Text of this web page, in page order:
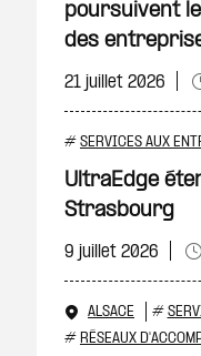
poursuivent
des
21 juillet 2026
# SERVICES AUX
UltraEdge
Strasbourg
9 juillet 2026
ALSACE #
# RÉSEAUX